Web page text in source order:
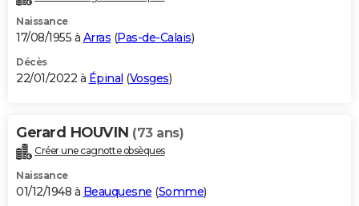
Naissance
17/08/1955 à Arras (Pas-de-Calais)
Décès
22/01/2022 à Épinal (Vosges)
Gerard HOUVIN (73 ans)
Créer une cagnotte obsèques
Naissance
01/12/1948 à Beauquesne (Somme)